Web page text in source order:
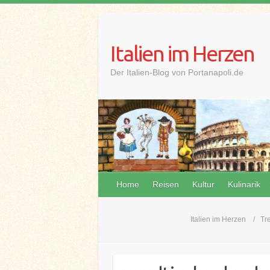
Italien im Herzen
Der Italien-Blog von Portanapoli.de
Home Reisen Kultur Kulinarik
Italien im Herzen